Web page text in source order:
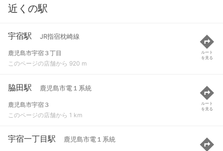
近くの駅
宇宿駅 JR指宿枕崎線
鹿児島市宇宿３丁目
このページの店舗から 920 m
ルート
を見る
脇田駅 鹿児島市電１系統
鹿児島市宇宿３
このページの店舗から 1 km
ルート
を見る
宇宿一丁目駅 鹿児島市電１系統